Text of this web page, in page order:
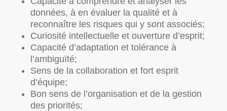
données, à en évaluer la qualité et à
reconnaître les risques qui y sont associés;
Curiosité intellectuelle et ouverture d’esprit;
Capacité d’adaptation et tolérance à
l’ambiguïté;
Sens de la collaboration et fort esprit
d’équipe;
Bon sens de l’organisation et de la gestion
des priorités;